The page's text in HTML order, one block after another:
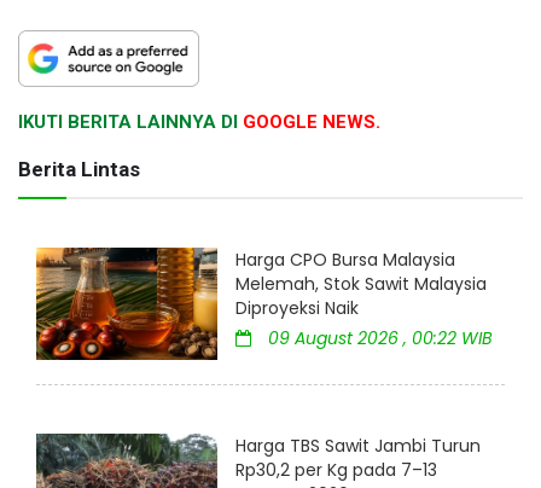
IKUTI BERITA LAINNYA DI GOOGLE NEWS.
Berita Lintas
Harga CPO Bursa Malaysia
Melemah, Stok Sawit Malaysia
Diproyeksi Naik
09 August 2026 , 00:22 WIB
Harga TBS Sawit Jambi Turun
Rp30,2 per Kg pada 7–13